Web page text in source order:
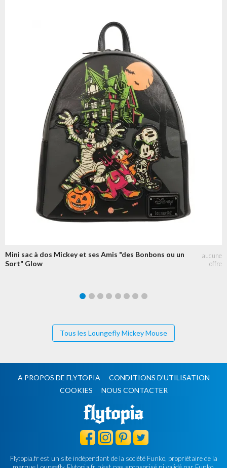
Mini sac à dos Mickey et ses Amis "des Bonbons ou un
Sort" Glow
Tous les Loungefly Mickey Mouse
A PROPOS DE FLYTOPIA
CONDITIONS D'UTILISATION
COOKIES
NOUS CONTACTER
Flytopia.fr est un site indépendant de la société Funko, propriétaire de la